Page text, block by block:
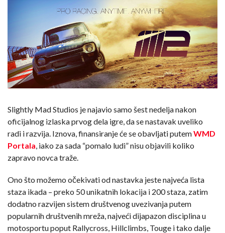
Slightly Mad Studios je najavio samo šest nedelja nakon
oficijalnog izlaska prvog dela igre, da se nastavak uveliko
radi i razvija. Iznova, finansiranje će se obavljati putemWMD
Portala , iako za sada “pomalo ludi” nisu objavili koliko
zapravo novca traže.
Ono što možemo očekivati od nastavka jeste najveća lista
staza ikada – preko 50 unikatnih lokacija i 200 staza, zatim
dodatno razvijen sistem društvenog uvezivanja putem
popularnih društvenih mreža, najveći dijapazon disciplina u
motosportu poput Rallycross, Hillclimbs, Touge i tako dalje